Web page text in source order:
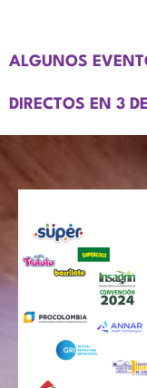
ALGUNOS
DIRECTOS EN 3